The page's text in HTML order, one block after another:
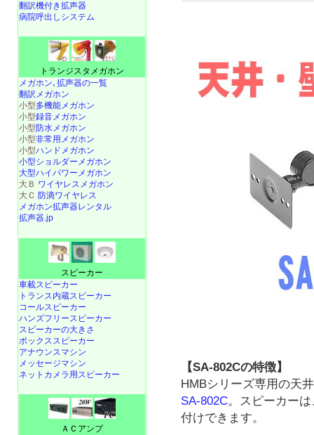
【SA-802Cの特徴】
HMBシリーズ専用の天
SA-802C。スピーカー
付けできます。
翻訳機付き拡声器
病院呼出しシステム
トランジスタメガホン
メガホン､拡声器の一覧
翻訳メガホン
小型多機能メガホン
小型録音メガホン
小型防水メガホン
小型非常用メガホン
小型ハンドメガホン
小型ショルダーメガホン
大型ハイパワーメガホン
大Ｂ ワイヤレスメガホン
大Ｃ 防滴ワイヤレス
メガホン拡声器レンタル
拡声器.jp
スピーカー
車載スピーカー
トランス内蔵スピーカー
コールスピーカー
ハンズフリースピーカー
スピーカーの大きさ
ボックススピーカー
アナウンスマシン
メッセージマシン
ネットカメラ用スピーカー
ＡＣアンプ